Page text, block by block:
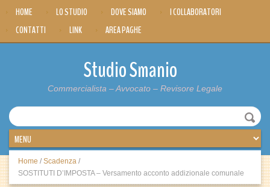
HOME LO STUDIO DOVE SIAMO
I COLLABORATORI
CONTATTI
LINK AREA PAGHE
Studio Smanio
Commercialista – Avvocato – Revisore Legale
Home / Scadenza /
SOSTITUTI D’IMPOSTA – Versamento acconto addizionale comunale